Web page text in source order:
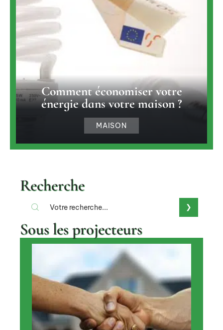
Comment économiser votre
énergie dans votre maison ?
MAISON
Recherche
Sous les projecteurs